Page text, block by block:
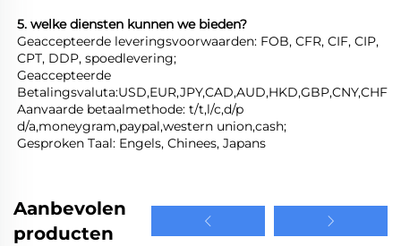
5. welke diensten kunnen we bieden?
Geaccepteerde leveringsvoorwaarden: FOB, CFR, CIF, CIP,
CPT, DDP, spoedlevering;
Geaccepteerde
Aanvaarde betaalmethode: t/t,l/c,d/p
d/a,moneygram,paypal,western union,cash;
Gesproken Taal: Engels, Chinees, Japans
Aanbevolen
producten